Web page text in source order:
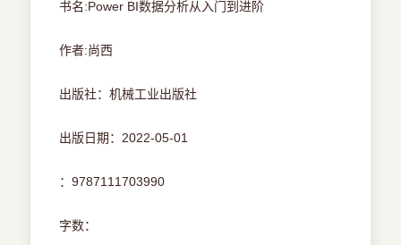
书名:Power BI数据分析从入门到进阶
作者:尚西
出版社：机械工业出版社
出版日期：2022-05-01
：9787111703990
字数：